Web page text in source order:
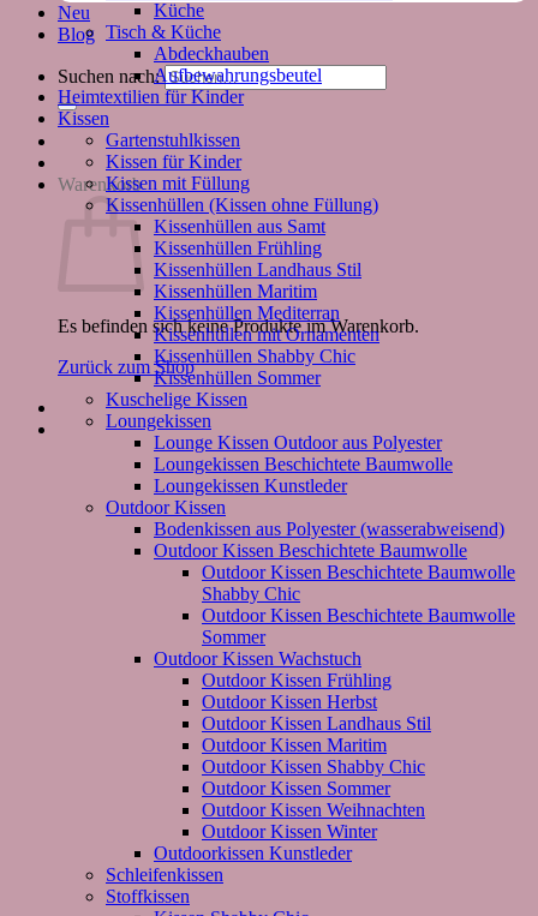
Neu
Blog
Suchen nach:
Warenkorb
Es befinden sich keine Produkte im Warenkorb.
Zurück zum Shop
Küche
Tisch & Küche
Abdeckhauben
Aufbewahrungsbeutel
Heimtextilien für Kinder
Kissen
Gartenstuhlkissen
Kissen für Kinder
Kissen mit Füllung
Kissenhüllen (Kissen ohne Füllung)
Kissenhüllen aus Samt
Kissenhüllen Frühling
Kissenhüllen Landhaus Stil
Kissenhüllen Maritim
Kissenhüllen Mediterran
Kissenhüllen mit Ornamenten
Kissenhüllen Shabby Chic
Kissenhüllen Sommer
Kuschelige Kissen
Loungekissen
Lounge Kissen Outdoor aus Polyester
Loungekissen Beschichtete Baumwolle
Loungekissen Kunstleder
Outdoor Kissen
Bodenkissen aus Polyester (wasserabweisend)
Outdoor Kissen Beschichtete Baumwolle
Outdoor Kissen Beschichtete Baumwolle
Shabby Chic
Outdoor Kissen Beschichtete Baumwolle
Sommer
Outdoor Kissen Wachstuch
Outdoor Kissen Frühling
Outdoor Kissen Herbst
Outdoor Kissen Landhaus Stil
Outdoor Kissen Maritim
Outdoor Kissen Shabby Chic
Outdoor Kissen Sommer
Outdoor Kissen Weihnachten
Outdoor Kissen Winter
Outdoorkissen Kunstleder
Schleifenkissen
Stoffkissen